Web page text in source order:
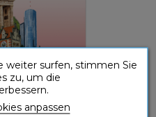
weiter surfen, stimmen Sie
zu, um die
anpassen